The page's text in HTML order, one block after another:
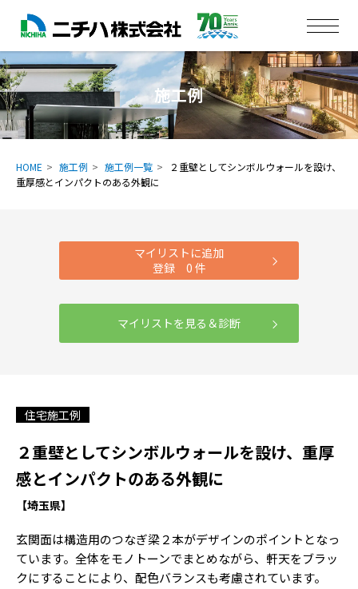
施工例
HOME 施工例 施工例一覧
２重壁としてシンボルウォールを設け、
重厚感とインパクトのある外観に
マイリストに追加
登録 0 件
マイリストを見る＆診断
住宅施工例
２重壁としてシンボルウォールを設け、重厚
感とインパクトのある外観に
【埼玉県】
玄関面は構造用のつなぎ梁２本がデザインのポイントとなっ
ています。全体をモノトーンでまとめながら、軒天をブラッ
クにすることにより、配色バランスも考慮されています。